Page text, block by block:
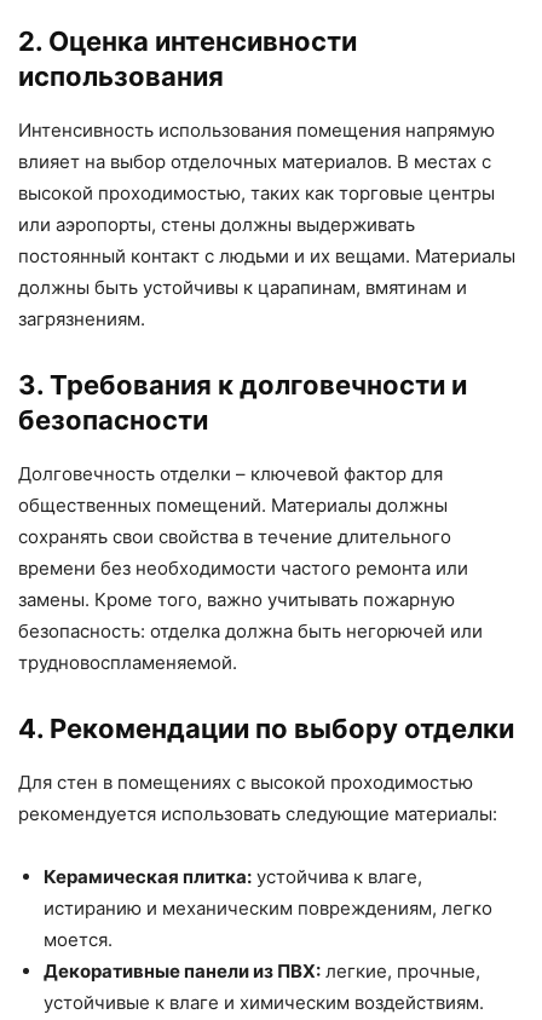
2. Оценка интенсивности
использования
Интенсивность использования помещения напрямую
влияет на выбор отделочных материалов. В местах с
высокой проходимостью, таких как торговые центры
или аэропорты, стены должны выдерживать
постоянный контакт с людьми и их вещами. Материалы
должны быть устойчивы к царапинам, вмятинам и
загрязнениям.
3. Требования к долговечности и
безопасности
Долговечность отделки – ключевой фактор для
общественных помещений. Материалы должны
сохранять свои свойства в течение длительного
времени без необходимости частого ремонта или
замены. Кроме того, важно учитывать пожарную
безопасность: отделка должна быть негорючей или
трудновоспламеняемой.
4. Рекомендации по выбору отделки
Для стен в помещениях с высокой проходимостью
рекомендуется использовать следующие материалы:
Керамическая плитка: устойчива к влаге,
истиранию и механическим повреждениям, легко
моется.
Декоративные панели из ПВХ: легкие, прочные,
устойчивые к влаге и химическим воздействиям.